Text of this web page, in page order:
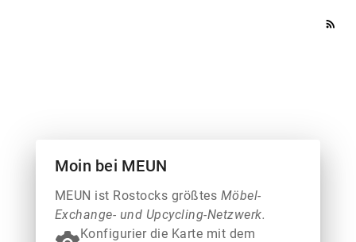
rss_feed
Moin bei MEUN
MEUN ist Rostocks größtes Möbel-
Exchange- und Upcycling-Netzwerk.
Konfigurier die Karte mit dem